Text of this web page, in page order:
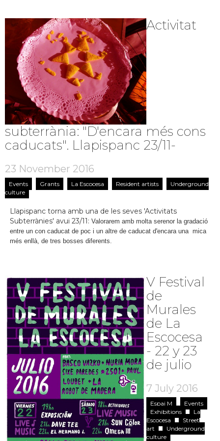
Activitat
subterrània: "D'encara més cons
caducats". Llapispanc 23/11-
23 November 2016
Events Grants La Escocesa Resident artists
Underground
culture
Llapispanc torna amb una de les seves 'Activitats
Subterrànies' avui 23/11: Valorarem amb molta serenor la gradació
entre un con caducat de poc i un altre de caducat d'encara una mica
més enllà, de tres bosses diferents.
V Festival
de
Murales
de La
Escocesa
- 22 y 23
de julio
7 July 2016
Espai M
Events
Exhibitions
La
Escocesa
Street
art
Underground
culture